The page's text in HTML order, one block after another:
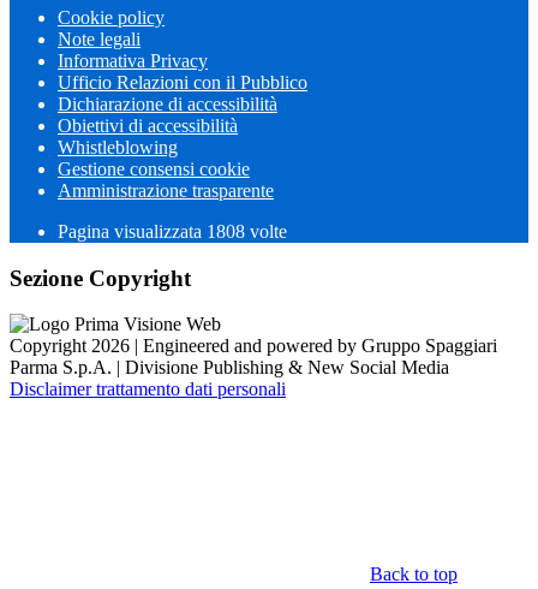
Cookie policy
Note legali
Informativa Privacy
Ufficio Relazioni con il Pubblico
Dichiarazione di accessibilità
Obiettivi di accessibilità
Whistleblowing
Gestione consensi cookie
Amministrazione trasparente
Pagina visualizzata 1808 volte
Sezione Copyright
Copyright 2026 | Engineered and powered by Gruppo Spaggiari
Parma S.p.A. | Divisione Publishing & New Social Media
Disclaimer trattamento dati personali
Back to top